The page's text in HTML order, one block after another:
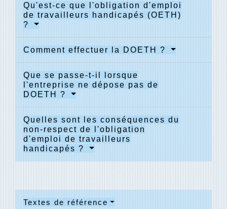
Qu'est-ce que l'obligation d'emploi
de travailleurs handicapés (OETH)
?
Comment effectuer la DOETH ?
Que se passe-t-il lorsque
l'entreprise ne dépose pas de
DOETH ?
Quelles sont les conséquences du
non-respect de l'obligation
d'emploi de travailleurs
handicapés ?
Textes de référence